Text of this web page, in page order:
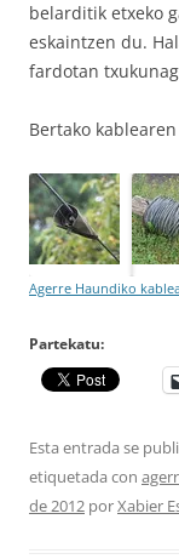
belarditik etxeko
eskaintzen du.
fardotan
Bertako
Agerre Haundiko
Partekatu:
Esta entrada se
etiquetada con
de 2012 porXabier